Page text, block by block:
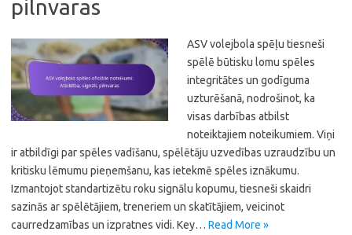
pilnvaras
ASV volejbola spēļu tiesneši
spēlē būtisku lomu spēles
integritātes un godīguma
uzturēšanā, nodrošinot, ka
visas darbības atbilst
noteiktajiem noteikumiem. Viņi
ir atbildīgi par spēles vadīšanu, spēlētāju uzvedības uzraudzību un
kritisku lēmumu pieņemšanu, kas ietekmē spēles iznākumu.
Izmantojot standartizētu roku signālu kopumu, tiesneši skaidri
sazinās ar spēlētājiem, treneriem un skatītājiem, veicinot
caurredzamības un izpratnes vidi. Key… Read More »